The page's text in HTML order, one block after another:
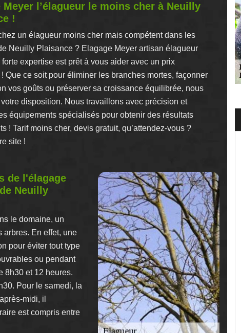
Meyer l’élagueur le moins cher à Neuilly
!
un élagueur moins cher mais compétent dans les
Neuilly Plaisance ? Elagage Meyer artisan élagueur
forte expertise est prêt à vous aider avec un prix
Que ce soit pour éliminer les branches mortes, façonner
vos goûts ou préserver sa croissance équilibrée, nous
disposition. Nous travaillons avec précision et
équipements spécialisés pour obtenir des résultats
! Tarif moins cher, devis gratuit, qu’attendez-vous ?
site !
de l'élagage
Neuilly
le domaine, un
arbres. En effet, une
pour éviter tout type
ou pendant
8h30 et 12 heures.
Pour le samedi, la
midi, il
est compris entre